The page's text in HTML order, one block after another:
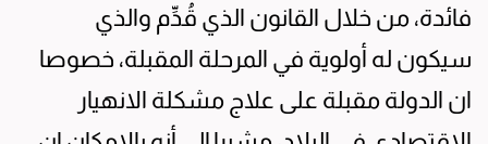
فائدة، من خلال القانون الذي قُدِّم والذي
سيكون له أولوية في المرحلة المقبلة، خصوصا
ان الدولة مقبلة على علاج مشكلة الانهيار